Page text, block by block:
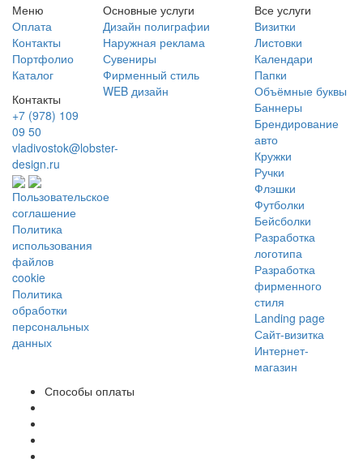
Меню
Оплата
Контакты
Портфолио
Каталог
Контакты
+7 (978) 109
09 50
vladivostok@lobster-
design.ru
Пользовательское
соглашение
Политика
использования
файлов
cookie
Политика
обработки
персональных
данных
Основные услуги
Дизайн полиграфии
Наружная реклама
Сувениры
Фирменный стиль
WEB дизайн
Все услуги
Визитки
Листовки
Календари
Папки
Объёмные буквы
Баннеры
Брендирование
авто
Кружки
Ручки
Флэшки
Футболки
Бейсболки
Разработка
логотипа
Разработка
фирменного
стиля
Landing page
Сайт-визитка
Интернет-
магазин
Способы оплаты